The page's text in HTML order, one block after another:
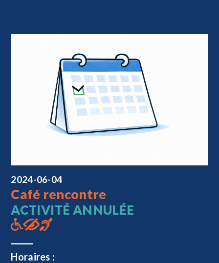
2024-06-04
Café rencontre
ACTIVITÉ ANNULÉE
Horaires :